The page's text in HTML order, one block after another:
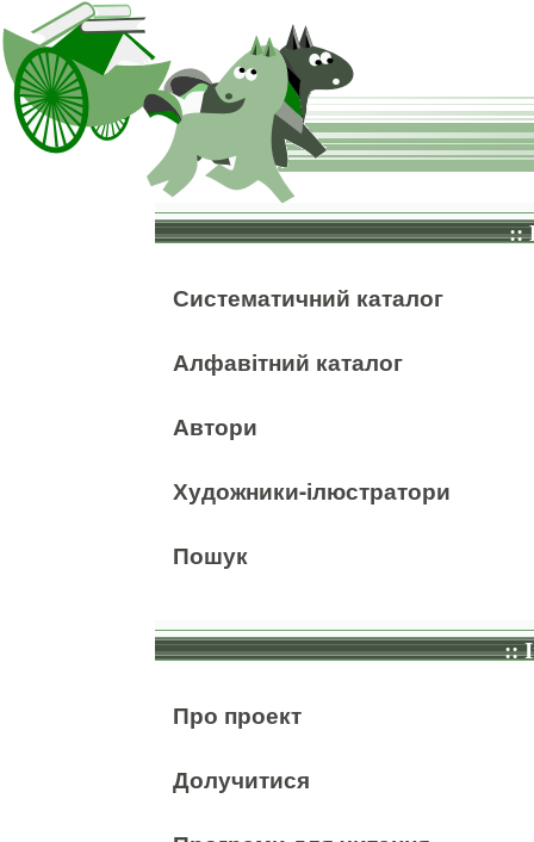
::
Систематичний каталог
Алфавітний каталог
Автори
Художники-ілюстратори
Пошук
::
Про проект
Долучитися